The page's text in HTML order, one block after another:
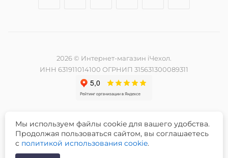
2026 © Интернет-магазин iЧехол.
ИНН 631911014100 ОГРНИП 315631300089311
Разработка и продвижение сайта -
Мы используем файлы cookie для вашего удобства.
Продолжая пользоваться сайтом, вы соглашаетесь
с политикой использования cookie.